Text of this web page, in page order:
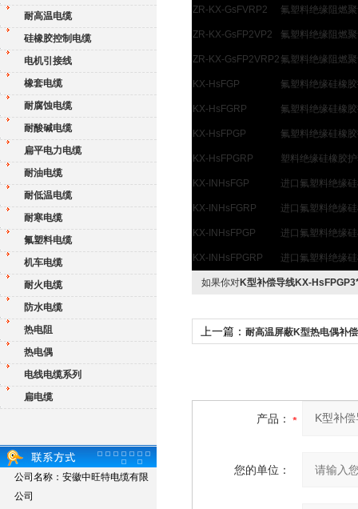
耐高温电缆
硅橡胶控制电缆
电机引接线
橡套电缆
耐腐蚀电缆
耐酸碱电缆
扁平电力电缆
耐油电缆
耐低温电缆
耐寒电缆
氟塑料电缆
机车电缆
耐火电缆
防水电缆
热电阻
热电偶
电线电缆系列
扁电缆
公司名称：安徽中旺特电缆有限
公司
ZR-KX-GsFVRP2 氟塑料绝缘阻燃
ZR-KX-GsFP2VP2 氟塑料绝缘阻燃
ZR-KX-GsFP2VRP2氟塑料绝缘阻燃
KX-HsFGP 氟塑料绝缘硅橡
KX-HsFGRP 氟塑料绝缘硅橡
KX-HsFPGP 氟塑料绝缘硅橡
KX-HsFPGRP 塑料绝缘硅橡胶
KX-INHsFGP 进口氟塑料绝缘
KX-INHsFGRP 进口氟塑料绝缘
KX-INHsFPGP 进口氟塑料绝缘
KX-INHsFPGRP 进口氟塑料绝缘
如果你对K型补偿导线KX-
上一篇： 耐高温屏蔽K型热电偶补
产品：
您的单位：